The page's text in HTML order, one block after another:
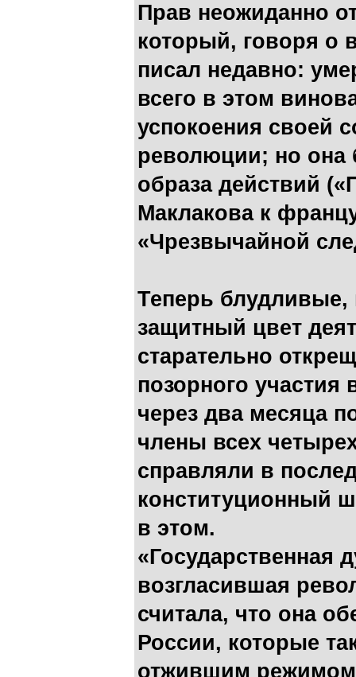
Прав неожиданно
который, говоря о
писал недавно:
всего в этом
успокоения своей
революции; но она
образа действий
Маклакова к
«Чрезвычайной
Теперь блудливые,
защитный цвет
старательно
позорного
через два месяца
члены всех
справляли в
конституционный
в этом.
«Государственная
возгласившая
считала, что она
России, которые
отжившим